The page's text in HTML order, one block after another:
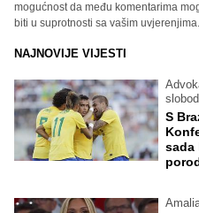
mogućnost da među komentarima
biti u suprotnosti sa vašim uvjerenjima.
NAJNOVIJE VIJESTI
S
sada